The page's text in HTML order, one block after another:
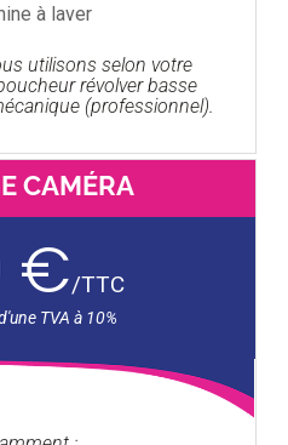
à laver
utilisons selon votre
révolver basse
(professionnel).
CAMÉRA
€/TTC